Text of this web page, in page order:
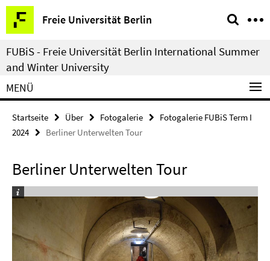
Springe
direkt
zu
Inhalt
Freie Universität Berlin
Service-
Navigation
FUBiS - Freie Universität Berlin International Summer
and Winter University
MENÜ
Startseite Über Fotogalerie
Fotogalerie FUBiS Term I
2024
Berliner Unterwelten Tour
Berliner Unterwelten Tour